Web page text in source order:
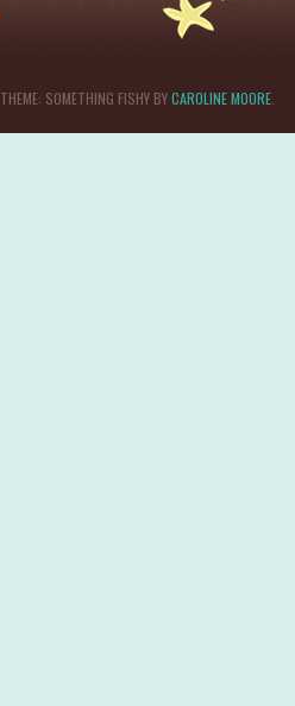
THEME: SOMETHING FISHY BYCAROLINE MOORE